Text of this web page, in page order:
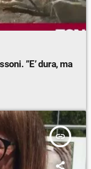
”E’ dura, ma
insert_link